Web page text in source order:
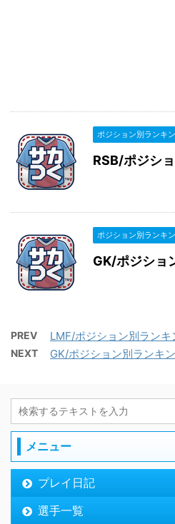
ポジション別ランキ
RSB/ポジシ
ポジション別ランキ
GK/ポジショ
PREV LMF/ポジション別ランキ
NEXT GK/ポジション別ランキ
メニュー
プレイ日記
選手一覧